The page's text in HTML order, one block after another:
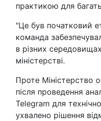
практикою для
"Це був початковий
команда
в різних
міністерстві.
Проте Міністерство
після проведення
Telegram для
ухвалено рішення